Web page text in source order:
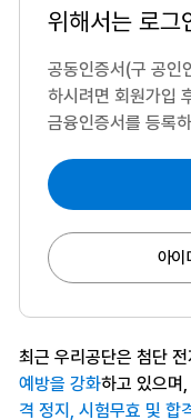
위해서는 로그
공동인증서(구 공인
하시려면 회원가입
금융인증서를 등록
아이
최근 우리공단은 첨단
예방을 강화하고 있으며
격 정지, 시험무효 및 합